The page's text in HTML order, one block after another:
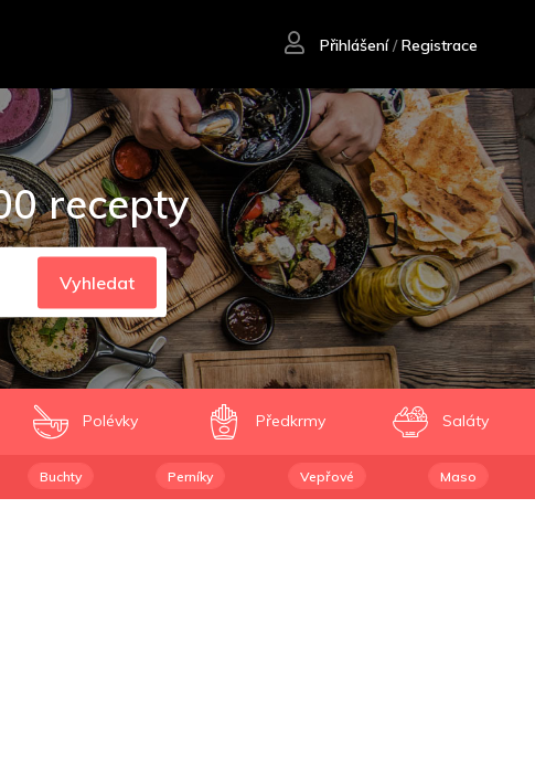
Přihlášení/Registrace
recepty
Vyhledat
Polévky Předkrmy Saláty
Buchty Perníky Vepřové Maso